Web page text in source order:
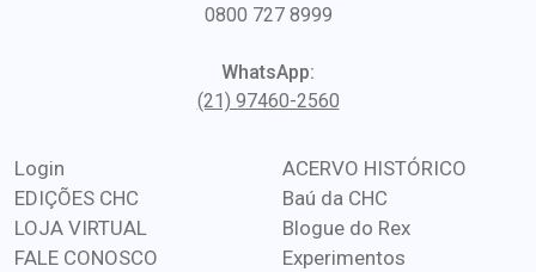
0800 727 8999
WhatsApp:
(21) 97460-2560
Login
EDIÇÕES CHC
LOJA VIRTUAL
FALE CONOSCO
ACERVO HISTÓRICO
Baú da CHC
Blogue do Rex
Experimentos